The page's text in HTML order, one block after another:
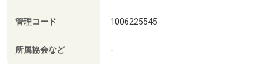
管理コード 1006225545
所属協会など -